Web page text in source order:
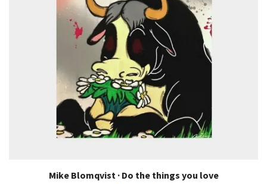
Mike Blomqvist · Do the things you love